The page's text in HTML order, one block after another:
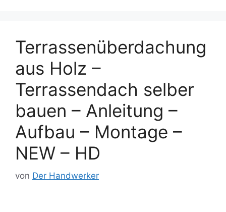
Terrassenüberdachung
aus Holz –
Terrassendach selber
bauen – Anleitung –
Aufbau – Montage –
NEW – HD
von Der Handwerker